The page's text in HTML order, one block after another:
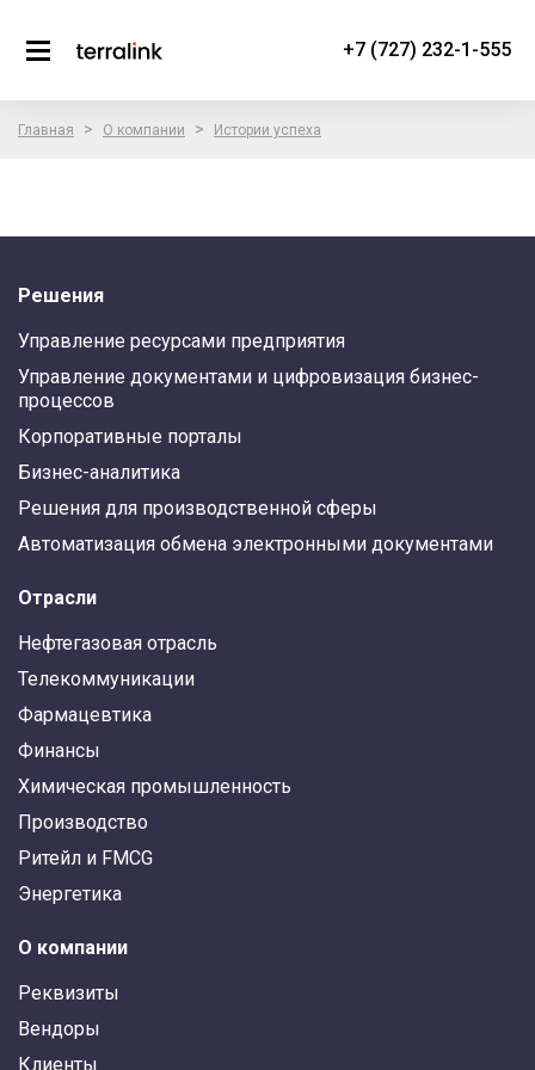
+7 (727) 232-1-555
Главная > О компании > Истории успеха
Решения
Управление ресурсами предприятия
Управление документами и цифровизация бизнес-
процессов
Корпоративные порталы
Бизнес-аналитика
Решения для производственной сферы
Автоматизация обмена электронными документами
Отрасли
Нефтегазовая отрасль
Телекоммуникации
Фармацевтика
Финансы
Химическая промышленность
Производство
Ритейл и FMCG
Энергетика
О компании
Реквизиты
Вендоры
Клиенты